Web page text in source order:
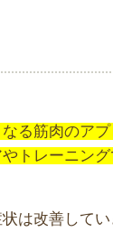
る筋肉のアプ
トレーニング
は改善してい